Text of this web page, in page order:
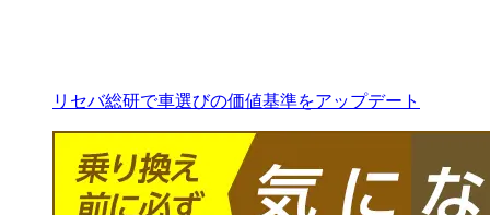
リセバ総研で車選びの価値基準をアップデート